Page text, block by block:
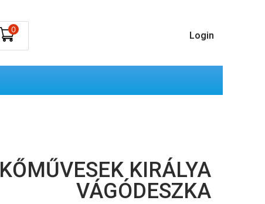
0
Login
KŐMŰVESEK KIRÁLYA
VÁGÓDESZKA